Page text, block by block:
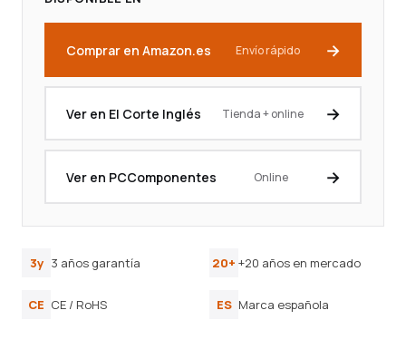
Comprar en Amazon.es Envío rápido
Ver en El Corte Inglés Tienda + online
Ver en PCComponentes Online
3y 3 años garantía 20+ +20 años en mercado
CE CE / RoHS ES Marca española